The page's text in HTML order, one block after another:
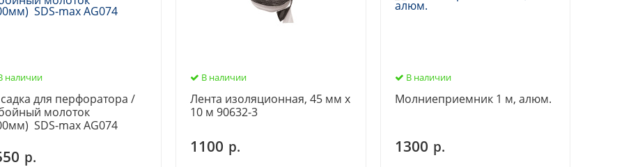
наличии
для перфоратора /
молоток
SDS-max AG074
р.
В наличии
Лента изоляционная, 45 мм х
10 м 90632-3
1100 р.
В наличии
Молниеприемник 1 м, алюм.
1300 р.